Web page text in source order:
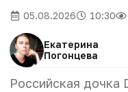
05.08.2026 10:30
Екатерина
Погонцева
Российская дочка